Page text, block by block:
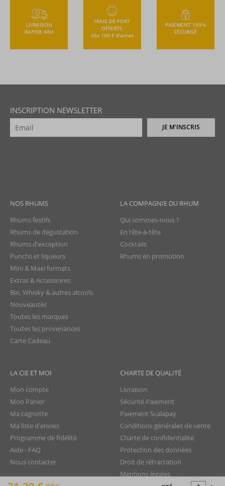
LIVRAISON
RAPIDE 48H
FRAIS DE PORT
OFFERTS
dès 150 € d’achat
PAIEMENT 100%
SÉCURISÉ
INSCRIPTION NEWSLETTER
JE M'INSCRIS
NOS RHUMS
Rhums festifs
Rhums de dégustation
Rhums d'exception
Punchs et liqueurs
Mini & Maxi formats
Extras & Accessoires
Bio, Whisky & autres alcools
Nouveautés
Toutes les marques
Toutes les provenances
Carte Cadeau
LA COMPAGNIE DU RHUM
Qui sommes-nous ?
En tête-à-tête
Cocktails
Rhums en promotion
LA CIE ET MOI
Mon compte
Mon Panier
Ma cagnotte
Ma liste d'envies
Programme de fidélité
Aide - FAQ
Nous contacter
CHARTE DE QUALITÉ
Livraison
Sécurité Paiement
Paiement Scalapay
Conditions générales de vente
Charte de confidentialité
Protection des données
Droit de rétractation
Mentions légales